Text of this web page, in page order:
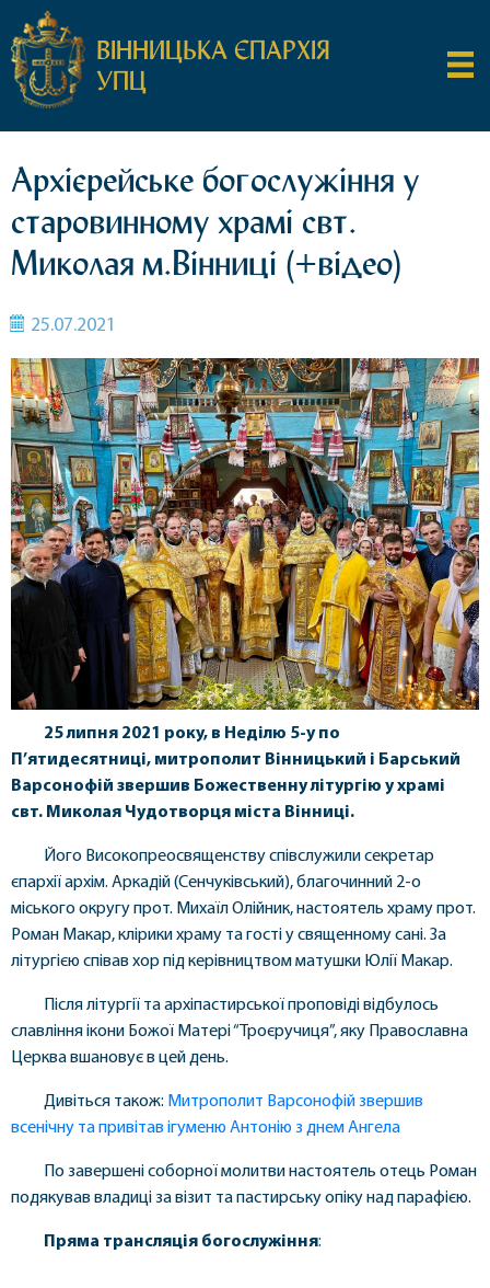
ВІННИЦЬКА ЄПАРХІЯ
УПЦ
Архієрейське богослужіння у
старовинному храмі свт.
Миколая м.Вінниці (+відео)
25.07.2021
25 липня 2021 року, в Неділю 5-у по
П’ятидесятниці, митрополит Вінницький і Барський
Варсонофій звершив Божественну літургію у храмі
свт. Миколая Чудотворця міста Вінниці.
Його Високопреосвященству співслужили секретар
єпархії архім. Аркадій (Сенчуківський), благочинний 2-о
міського округу прот. Михаїл Олійник, настоятель храму прот.
Роман Макар, клірики храму та гості у священному сані. За
літургією співав хор під керівництвом матушки Юлії Макар.
Після літургії та архіпастирської проповіді відбулось
славління ікони Божої Матері “Троєручиця”, яку Православна
Церква вшановує в цей день.
Дивіться також: Митрополит Варсонофій звершив
всенічну та привітав ігуменю Антонію з днем Ангела
По завершені соборної молитви настоятель отець Роман
подякував владиці за візит та пастирську опіку над парафією.
Пряма трансляція богослужіння: